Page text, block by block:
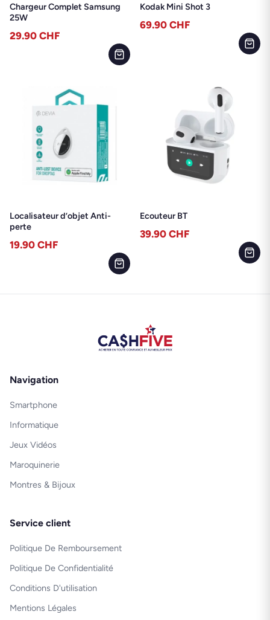
Chargeur Complet Samsung
25W
29.90 CHF
Kodak Mini Shot 3
69.90 CHF
Localisateur d’objet Anti-
perte
19.90 CHF
Ecouteur BT
39.90 CHF
Navigation
Smartphone
Informatique
Jeux Vidéos
Maroquinerie
Montres & Bijoux
Service client
Politique De Remboursement
Politique De Confidentialité
Conditions D'utilisation
Mentions Légales